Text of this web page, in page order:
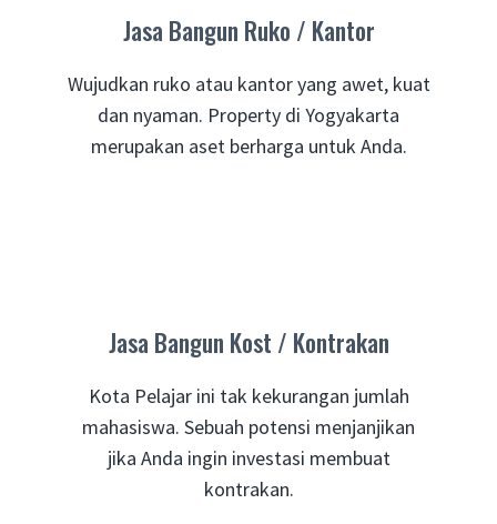
Jasa Bangun Ruko / Kantor
Wujudkan ruko atau kantor yang awet, kuat
dan nyaman. Property di Yogyakarta
merupakan aset berharga untuk Anda.
Jasa Bangun Kost / Kontrakan
Kota Pelajar ini tak kekurangan jumlah
mahasiswa. Sebuah potensi menjanjikan
jika Anda ingin investasi membuat
kontrakan.